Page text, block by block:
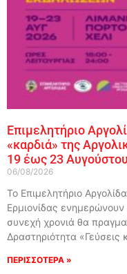
Επιμελητήριο
«καρδιά» της
19 έως 23 Αυγούστου
06/08/2026
Το Επιμελητήριο
Ερμιονίδας ενημερώνουν
συνεχή χρονιά θα
Δραστηριότητα «Γεύσεις
ΠΕΡΙΣΣΟΤΕΡΑ »